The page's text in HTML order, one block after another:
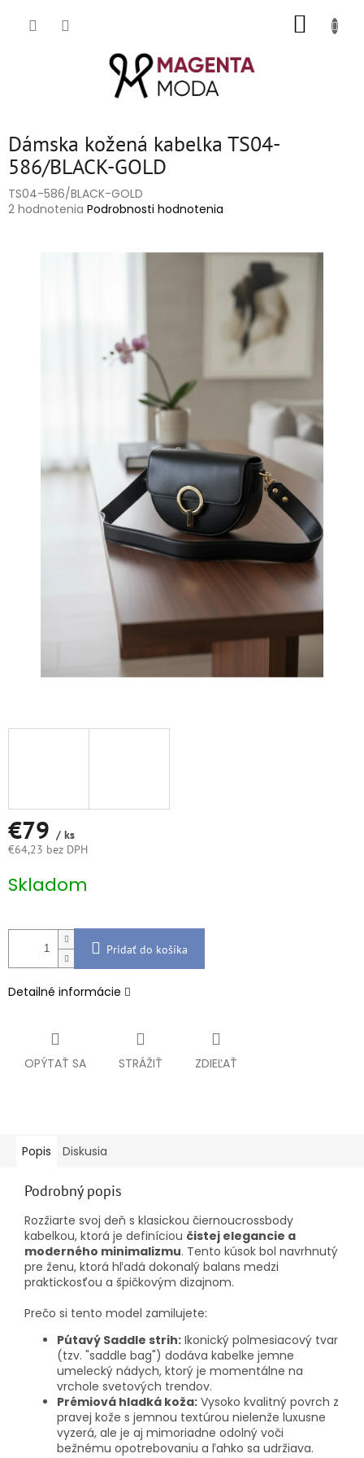
Dámska kožená kabelka TS04-
586/BLACK-GOLD
TS04-586/BLACK-GOLD
Priemerné
2 hodnotenia Podrobnosti hodnotenia
€79 / ks
€64,23 bez DPH
cena:
Skladom
Pridať do košíka
Detailné informácie
OPÝTAŤ SA STRÁŽIŤ ZDIEĽAŤ
Popis Diskusia
Podrobný popis
Rozžiarte svoj deň s klasickou čiernoucrossbody
kabelkou, ktorá je definíciou čistej elegancie a
moderného minimalizmu. Tento kúsok bol navrhnutý
pre ženu, ktorá hľadá dokonalý balans medzi
praktickosťou a špičkovým dizajnom.
Prečo si tento model zamilujete:
Pútavý Saddle strih: Ikonický polmesiacový tvar
(tzv. "saddle bag") dodáva kabelke jemne
umelecký nádych, ktorý je momentálne na
vrchole svetových trendov.
Prémiová hladká koža: Vysoko kvalitný povrch z
pravej kože s jemnou textúrou nielenže luxusne
vyzerá, ale je aj mimoriadne odolný voči
bežnému opotrebovaniu a ľahko sa udržiava.